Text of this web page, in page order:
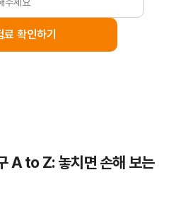
확인하기
A to Z: 놓치면 손해 보는